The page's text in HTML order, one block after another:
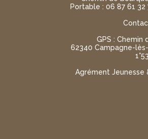
Portable : 06 87 61 32
GPS : Chemin
62340 Campagne-lès-
Agrément Jeunesse